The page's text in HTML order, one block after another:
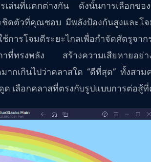
ล่นที่แตกต่างกัน ดังนั้นการเลือกข
ดตัวที่คุณชอบ มีพลังป้องกันสูงและโจ
ช้การโจมตีระยะไกลเพื่อกำจัดศัตรูจ
ถาที่ทรงพลัง สร้างความเสียหายอย่
ากเกินไปว่าคลาสใด “ดีที่สุด” ทั้งสา
ด เลือกคลาสที่ตรงกับรูปแบบการต่อสู้